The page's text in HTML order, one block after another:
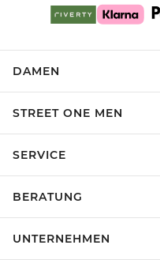
DAMEN
STREET ONE MEN
SERVICE
BERATUNG
UNTERNEHMEN